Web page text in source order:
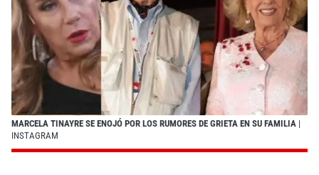
MARCELA TINAYRE SE ENOJÓ POR LOS RUMORES DE GRIETA EN SU FAMILIA |
INSTAGRAM